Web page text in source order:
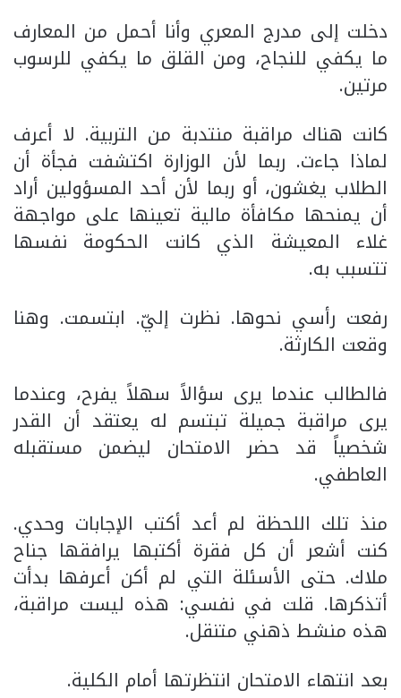
دخلت إلى مدرج المعري وأنا أحمل من المعارف
ما يكفي للنجاح، ومن القلق ما يكفي للرسوب
مرتين.
كانت هناك مراقبة منتدبة من التربية. لا أعرف
لماذا جاءت. ربما لأن الوزارة اكتشفت فجأة أن
الطلاب يغشون، أو ربما لأن أحد المسؤولين أراد
أن يمنحها مكافأة مالية تعينها على مواجهة
غلاء المعيشة الذي كانت الحكومة نفسها
تتسبب به.
رفعت رأسي نحوها. نظرت إليّ. ابتسمت. وهنا
وقعت الكارثة.
فالطالب عندما يرى سؤالاً سهلاً يفرح، وعندما
يرى مراقبة جميلة تبتسم له يعتقد أن القدر
شخصياً قد حضر الامتحان ليضمن مستقبله
العاطفي.
منذ تلك اللحظة لم أعد أكتب الإجابات وحدي.
كنت أشعر أن كل فقرة أكتبها يرافقها جناح
ملاك. حتى الأسئلة التي لم أكن أعرفها بدأت
أتذكرها. قلت في نفسي: هذه ليست مراقبة،
هذه منشط ذهني متنقل.
بعد انتهاء الامتحان انتظرتها أمام الكلية.